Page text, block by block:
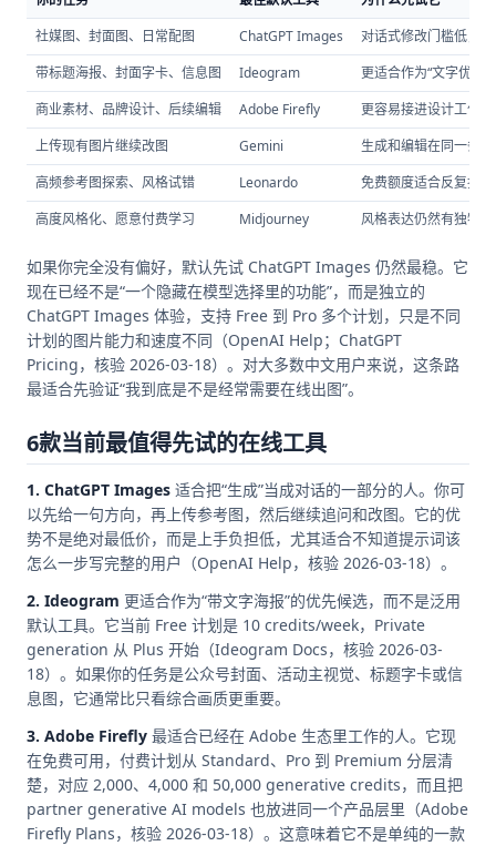
社媒图、封面图、日常配图
ChatGPT Images
对话式修改门槛低，
带标题海报、封面字卡、信息图
Ideogram
更适合作为“文字优先
商业素材、品牌设计、后续编辑
Adobe Firefly
更容易接进设计工作
上传现有图片继续改图
Gemini
生成和编辑在同一条
高频参考图探索、风格试错
Leonardo
免费额度适合反复找
高度风格化、愿意付费学习
Midjourney 风格表达仍然有独特
如果你完全没有偏好，默认先试 ChatGPT Images 仍然最稳。它
现在已经不是“一个隐藏在模型选择里的功能”，而是独立的
ChatGPT Images 体验，支持 Free 到 Pro 多个计划，只是不同
计划的图片能力和速度不同（OpenAI Help；ChatGPT
Pricing，核验 2026-03-18）。对大多数中文用户来说，这条路
最适合先验证“我到底是不是经常需要在线出图”。
6款当前最值得先试的在线工具
1. ChatGPT Images 适合把“生成”当成对话的一部分的人。你可
以先给一句方向，再上传参考图，然后继续追问和改图。它的优
势不是绝对最低价，而是上手负担低，尤其适合不知道提示词该
怎么一步写完整的用户（OpenAI Help，核验 2026-03-18）。
2. Ideogram 更适合作为“带文字海报”的优先候选，而不是泛用
默认工具。它当前 Free 计划是 10 credits/week，Private
generation 从 Plus 开始（Ideogram Docs，核验 2026-03-
18）。如果你的任务是公众号封面、活动主视觉、标题字卡或信
息图，它通常比只看综合画质更重要。
3. Adobe Firefly 最适合已经在 Adobe 生态里工作的人。它现
在免费可用，付费计划从 Standard、Pro 到 Premium 分层清
楚，对应 2,000、4,000 和 50,000 generative credits，而且把
partner generative AI models 也放进同一个产品层里（Adobe
Firefly Plans，核验 2026-03-18）。这意味着它不是单纯的一款